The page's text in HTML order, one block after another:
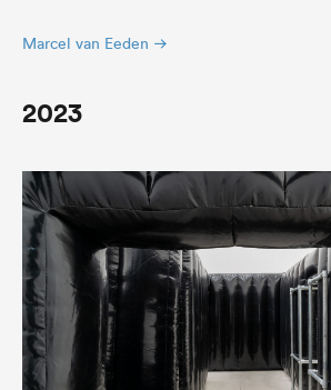
Marcel van Eeden
2023